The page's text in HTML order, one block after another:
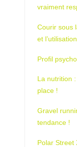
vraiment
Courir sous
et
Profil
La nutrition
place !
Gravel
tendance !
Polar Street